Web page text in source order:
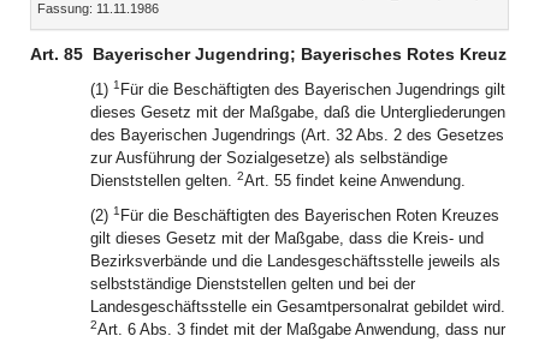
Fassung: 11.11.1986
Art. 85 Bayerischer Jugendring; Bayerisches Rotes Kreuz
(1) 1 Für die Beschäftigten des Bayerischen Jugendrings gilt
dieses Gesetz mit der Maßgabe, daß die Untergliederungen
des Bayerischen Jugendrings (Art. 32 Abs. 2 des Gesetzes
zur Ausführung der Sozialgesetze) als selbständige
Dienststellen gelten. 2Art. 55 findet keine Anwendung.
(2) 1 Für die Beschäftigten des Bayerischen Roten Kreuzes
gilt dieses Gesetz mit der Maßgabe, dass die Kreis- und
Bezirksverbände und die Landesgeschäftsstelle jeweils als
selbstständige Dienststellen gelten und bei der
Landesgeschäftsstelle ein Gesamtpersonalrat gebildet wird.
2Art. 6 Abs. 3 findet mit der Maßgabe Anwendung, dass nur